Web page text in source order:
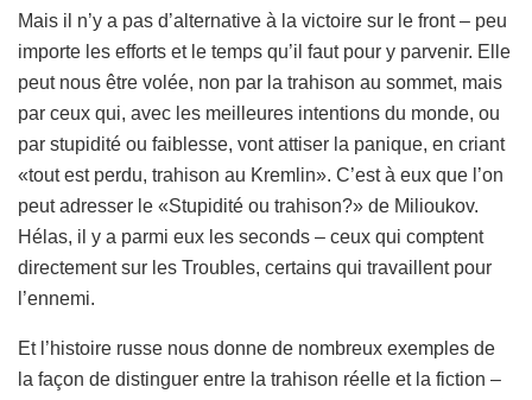
Mais il n’y a pas d’alternative à la victoire sur le front – peu
importe les efforts et le temps qu’il faut pour y parvenir. Elle
peut nous être volée, non par la trahison au sommet, mais
par ceux qui, avec les meilleures intentions du monde, ou
par stupidité ou faiblesse, vont attiser la panique, en criant
«tout est perdu, trahison au Kremlin». C’est à eux que l’on
peut adresser le «Stupidité ou trahison?» de Milioukov.
Hélas, il y a parmi eux les seconds – ceux qui comptent
directement sur les Troubles, certains qui travaillent pour
l’ennemi.
Et l’histoire russe nous donne de nombreux exemples de
la façon de distinguer entre la trahison réelle et la fiction –